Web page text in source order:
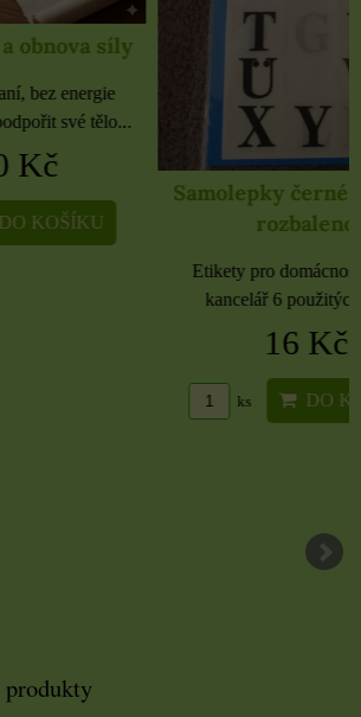
obnova síly
bez energie
své tělo...
Kč
KOŠÍKU
Samolepky černé
rozbaleno
Etikety pro
kancelář 6 použitých
16 Kč
ks DO